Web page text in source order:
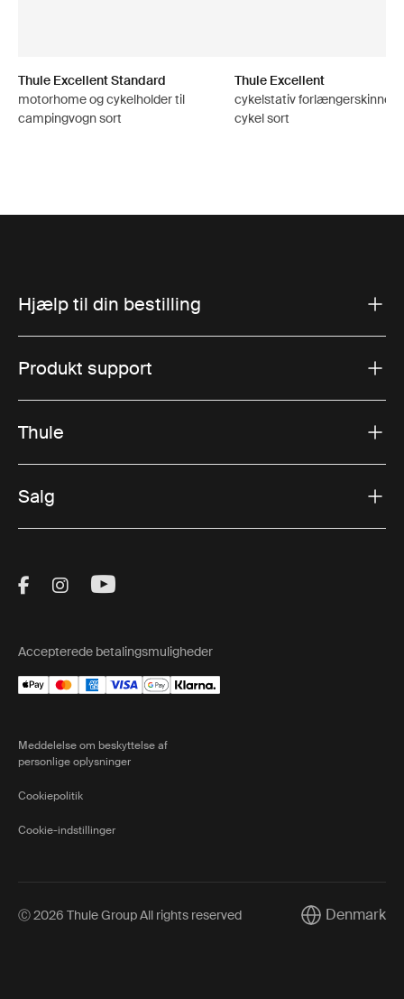
Thule Excellent Standard
motorhome og cykelholder til
campingvogn sort
Thule Excellent
cykelstativ forlængerskinne
cykel sort
Hjælp til din bestilling
Produkt support
Thule
Salg
Visit Thule on Facebook (external link)
Visit Thule on Instagram (external link)
Visit Thule on Youtube (external
Accepterede betalingsmuligheder
Meddelelse om beskyttelse af
personlige oplysninger
Cookiepolitik
Cookie-indstillinger
Ⓒ 2026 Thule Group All rights reserved CurrentDenmark